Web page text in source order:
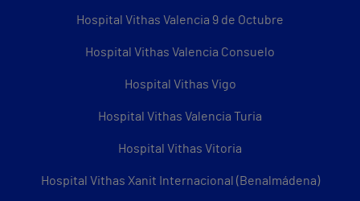
Hospital Vithas Valencia 9 de Octubre
Hospital Vithas Valencia Consuelo
Hospital Vithas Vigo
Hospital Vithas Valencia Turia
Hospital Vithas Vitoria
Hospital Vithas Xanit Internacional (Benalmádena)